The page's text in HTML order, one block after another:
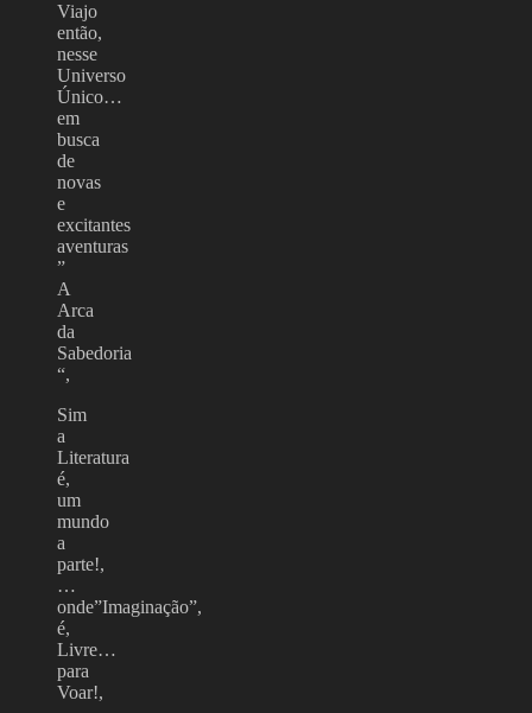
Viajo
então,
nesse
Universo
Único…
em
busca
de
novas
e
excitantes
aventuras
”
A
Arca
da
Sabedoria
“,
Sim
a
Literatura
é,
um
mundo
a
parte!,
…
onde”Imaginação”,
é,
Livre…
para
Voar!,